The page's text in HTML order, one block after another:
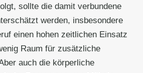
sollte die damit verbundene
werden, insbesondere
einen hohen zeitlichen Einsatz
Raum für zusätzliche
auch die körperliche